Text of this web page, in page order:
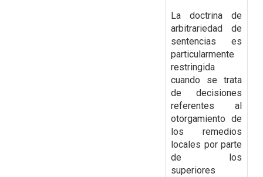
La doctrina de
arbitrariedad de
sentencias es
particularmente
restringida
cuando se trata
de decisiones
referentes al
otorgamiento de
los remedios
locales por parte
de los
superiores